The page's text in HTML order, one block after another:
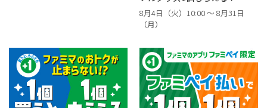
8月4日（火）10:00 ～ 8月31日
（月）